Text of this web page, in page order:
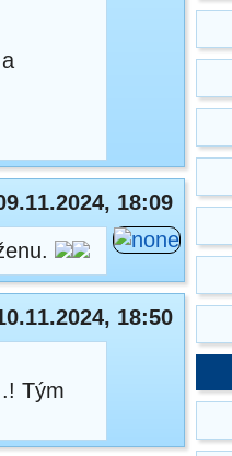
18:09
18:50
Tým